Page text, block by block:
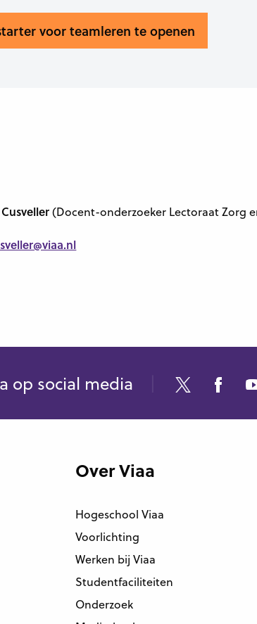
voor teamleren te openen
Cusveller(Docent-onderzoeker Lectoraat Zorg
op social media
Over Viaa
Hogeschool Viaa
Voorlichting
Werken bij Viaa
Studentfaciliteiten
Onderzoek